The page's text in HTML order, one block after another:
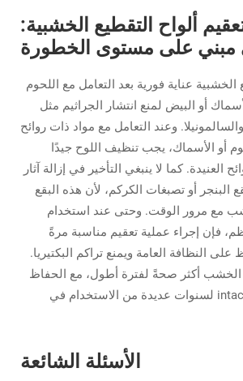
ألواح التقطيع الخشبية:
على مستوى الخطورة
عناية فورية بعد التعامل مع اللحوم
أو البيض لمنع انتشار الجراثيم مثل
وعند التعامل مع مواد ذات روائح
أو الأسماك، يجب تنظيف اللوح جيدًا
العنيدة. كما لا ينبغي التأخير في إزالة آثار
البنجر أو تصبغات الكركم، لأن هذه البقع
مع مرور الوقت. وحتى عند استخدام
فإن إجراء عملية تعقيم مناسبة مرةً
النظافة العامة ويمنع تراكم البكتيريا.
الخشب أكثر صحةً لفترة أطول، مع الحفاظ
على قوته الطبيعية intact لسنوات عديدة من الاستخدام في
الأسئلة الشائعة